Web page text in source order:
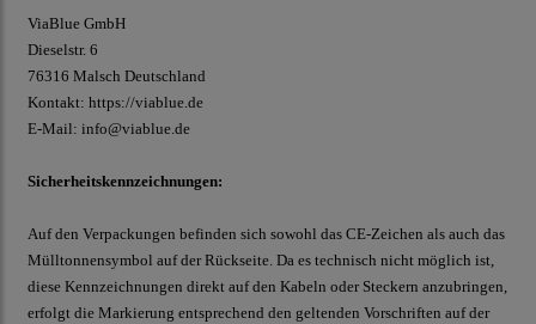
ViaBlue GmbH
Dieselstr. 6
76316 Malsch Deutschland
Kontakt: https://viablue.de
E-Mail: info@viablue.de
Sicherheitskennzeichnungen:
Auf den Verpackungen befinden sich sowohl das CE-Zeichen als auch das
Mülltonnensymbol auf der Rückseite. Da es technisch nicht möglich ist,
diese Kennzeichnungen direkt auf den Kabeln oder Steckern anzubringen,
erfolgt die Markierung entsprechend den geltenden Vorschriften auf der